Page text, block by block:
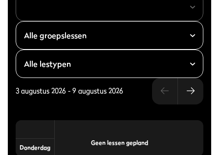
3 augustus 2026 - 9 augustus 2026
Donderdag
Geen lessen gepland